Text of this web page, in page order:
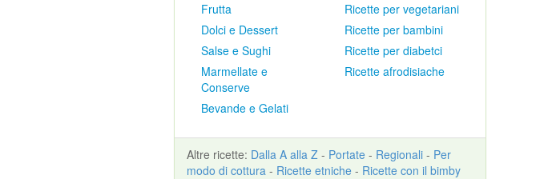
Frutta
Dolci e Dessert
Salse e Sughi
Marmellate e
Conserve
Bevande e Gelati
Ricette per vegetariani
Ricette per bambini
Ricette per diabetci
Ricette afrodisiache
Altre ricette: Dalla A alla Z - Portate - Regionali - Per
modo di cottura - Ricette etniche - Ricette con il bimby